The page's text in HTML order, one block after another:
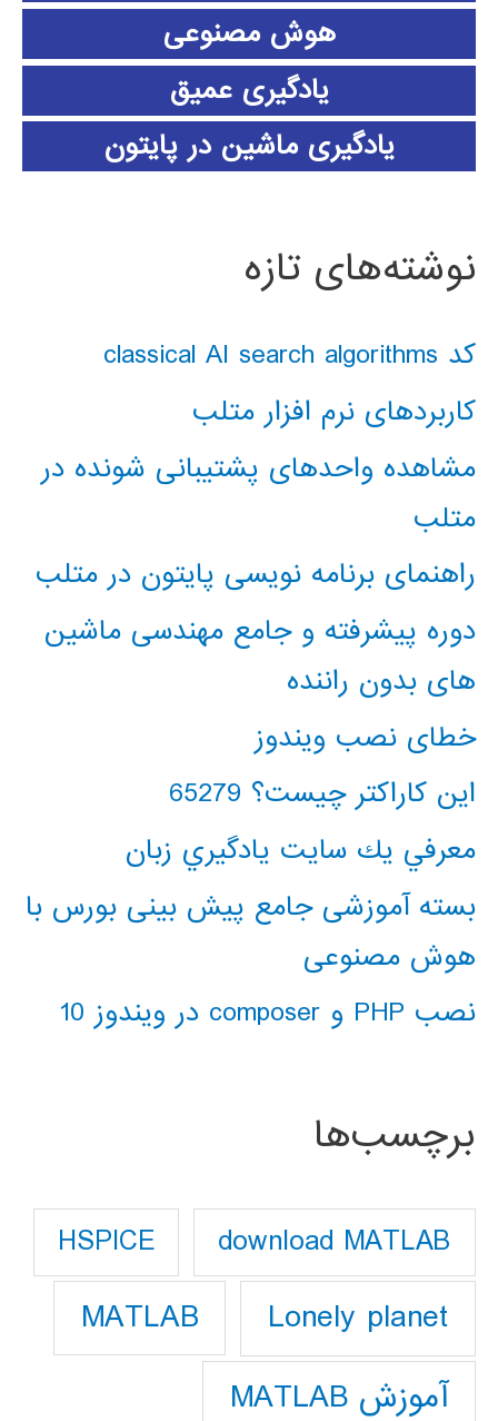
هوش مصنوعی
یادگیری عمیق
یادگیری ماشین در پایتون
نوشته‌های تازه
کد classical AI search algorithms
کاربردهای نرم افزار متلب
مشاهده واحدهای پشتیبانی شونده در
متلب
راهنمای برنامه نویسی پایتون در متلب
دوره پیشرفته و جامع مهندسی ماشین
های بدون راننده
خطای نصب ویندوز
این کاراکتر چیست؟ 65279
معرفي يك سايت يادگيري زبان
بسته آموزشی جامع پیش بینی بورس با
هوش مصنوعی
نصب PHP و composer در ویندوز 10
برچسب‌ها
download MATLAB
HSPICE
Lonely planet
MATLAB
آموزش MATLAB